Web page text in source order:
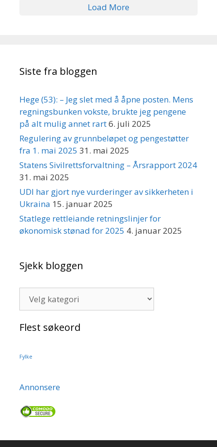
Load More
Siste fra bloggen
Hege (53): – Jeg slet med å åpne posten. Mens
regningsbunken vokste, brukte jeg pengene
på alt mulig annet rart6. juli 2025
Regulering av grunnbeløpet og pengestøtter
fra 1. mai 2025 31. mai 2025
Statens Sivilrettsforvaltning – Årsrapport 2024
31. mai 2025
UDI har gjort nye vurderinger av sikkerheten i
Ukraina 15. januar 2025
Statlege rettleiande retningslinjer for
økonomisk stønad for 2025 4. januar 2025
Sjekk bloggen
bloggen
Flest søkeord
Fylke
Annonsere